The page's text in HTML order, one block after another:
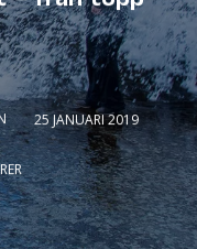
25 JANUARI 2019